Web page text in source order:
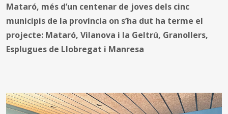
Mataró, més d’un centenar de joves dels cinc
municipis de la província on s’ha dut ha terme el
projecte: Mataró, Vilanova i la Geltrú, Granollers,
Esplugues de Llobregat i Manresa